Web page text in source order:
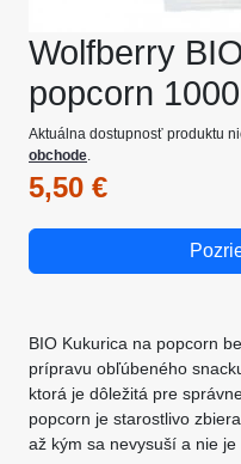
Wolfberry
popcorn
Aktuálna dostupnosť produktu
obchode.
5,50 €
BIO Kukurica na popcorn
prípravu obľúbeného
ktorá je dôležitá pre
popcorn je starostlivo
až kým sa nevysuší a nie